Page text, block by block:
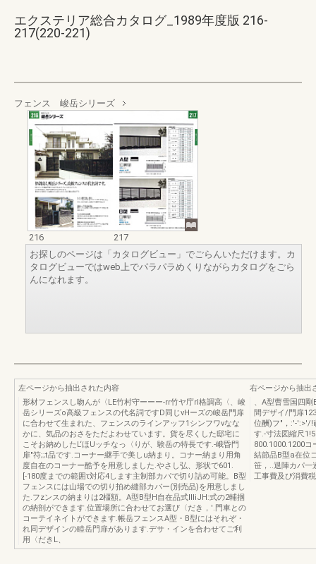
エクステリア総合カタログ_1989年度版 216-
217(220-221)
フェンス 峻岳シリーズ
216
217
お探しのページは「カタログビュー」でごらんいただけます。カ
タログビューではweb上でパラパラめくりながらカタログをごら
んになれます。
左ページから抽出された内容
形材フェンスし吻んが〈LE竹村守ーーー-rr竹ヤ庁rl格調高〈、峻
岳シリーズo高級フェンスの代名詞ですD同じνHーズの峻岳門扉
に合わせて生まれた、フェンスのラインアッフ1シンフワνなな
かに、気品のおさをただよわせています。貨を尽くした邸宅に
こそお納めしたL‘ほUッチなっ〈りが、験岳の特長です.-峨昏門
扉"符;;t品です.コーナー継手で美しu納まり。コナー納まり用角
度自在のコーナー酷予を用意しました.やさし弘、形状で601.
[-180度までの範囲τ対応4します主制部カパで切り詰め可能。B型
フェンスには山場での切り拍め縫部カバー(別売品)を用意しまし
た.フzンスの納まりは2橿額。A型B型H自在品式llliJH:式の2輔掴
の納剖ができます.位置場所に合わせてお選び〈だき，'.門車との
コーテイネイトができます.帳岳フェンスA型・B型にはそれぞ・
れ同デザインの睦岳門扉があります.デサ・インを合わせてご利
用〈だきL、
右ページから抽出
、A型曹雪国四
間デザイ/門扉
位酬)フ"，:'-':>'/!i
す.-寸法図縮尺
800.1000.1200
結節品B型a在位
笹，..退陣カパ一
工事費及び消費